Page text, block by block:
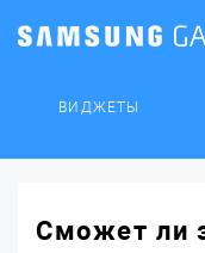
ВИДЖЕТЫ
Сможет ли